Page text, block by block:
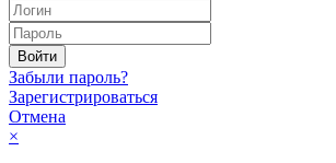
Забыли пароль?
Зарегистрироваться
Отмена
×